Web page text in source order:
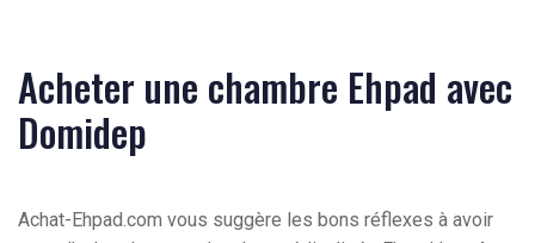
Acheter une chambre Ehpad avec
Domidep
Achat-Ehpad.com vous suggère les bons réflexes à avoir